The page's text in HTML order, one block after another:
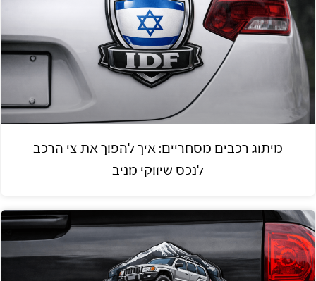
מיתוג רכבים מסחריים: איך להפוך את צי הרכב
לנכס שיווקי מניב